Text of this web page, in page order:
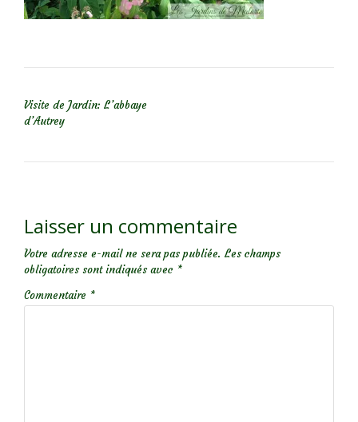
Visite de Jardin: L’abbaye
d’Autrey
Laisser un commentaire
Votre adresse e-mail ne sera pas publiée. Les champs
obligatoires sont indiqués avec *
Commentaire *